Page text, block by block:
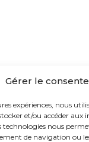
Gérer le
expériences, nous
et/ou accéder aux
technologies nous
de navigation ou